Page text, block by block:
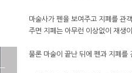
마술사가 펜을 보여주고 지폐를 관
주면 지폐는 아무런 이상없이 재생
물론 마술이 끝난 뒤에 펜과 지폐를